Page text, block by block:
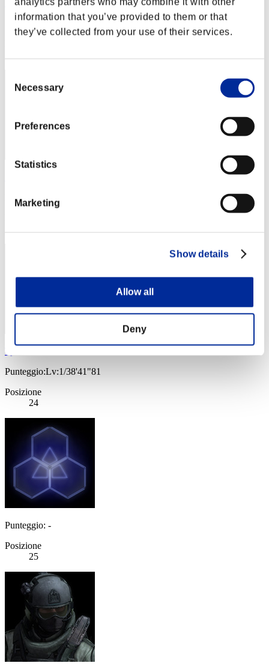
information that you’ve provided to them or that
they’ve collected from your use of their services.
Selection
Necessary
Preferences
Statistics
Marketing
Show details
Allow all
Deny
Laura
Punteggio:Lv:1/18'52"00
Punteggio:Lv:1/22'15"55
Tyca
Punteggio:Lv:1/38'41"81
Posizione
24
Punteggio: -
Posizione
25